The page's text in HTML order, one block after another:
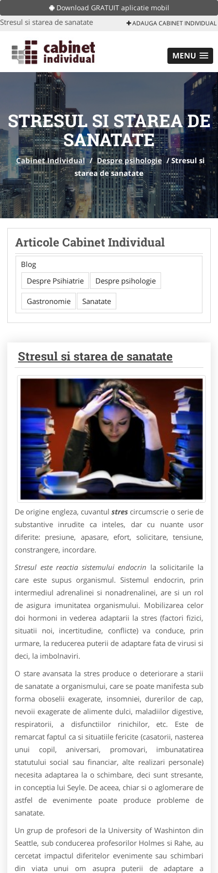
Download GRATUIT aplicatie mobil
Stresul si starea de sanatate ADAUGA CABINET INDIVIDUAL
MENU
STRESUL SI STAREA DE
SANATATE
Cabinet Individual / Despre psihologie / Stresul si
starea de sanatate
Articole Cabinet Individual
Blog
Despre Psihiatrie
Despre psihologie
Gastronomie Sanatate
Stresul si starea de sanatate
De origine engleza, cuvantul stres circumscrie o serie de
substantive inrudite ca inteles, dar cu nuante usor
diferite: presiune, apasare, efort, solicitare, tensiune,
constrangere, incordare.
Stresul este reactia sistemului endocrin la solicitarile la
care este supus organismul. Sistemul endocrin, prin
intermediul adrenalinei si nonadrenalinei, are si un rol
de asigura imunitatea organismului. Mobilizarea celor
doi hormoni in vederea adaptarii la stres (factori fizici,
situatii noi, incertitudine, conflicte) va conduce, prin
urmare, la reducerea puterii de adaptare fata de virusi si
deci, la imbolnaviri.
O stare avansata la stres produce o deteriorare a starii
de sanatate a organismului, care se poate manifesta sub
forma oboselii exagerate, insomniei, durerilor de cap,
nevoii exagerate de alimente dulci, maladiilor digestive,
respiratorii, a disfunctiilor rinichilor, etc. Este de
remarcat faptul ca si situatiile fericite (casatorii, nasterea
unui copil, aniversari, promovari, imbunatatirea
statutului social sau financiar, alte realizari personale)
necesita adaptarea la o schimbare, deci sunt stresante,
in conceptia lui Seyle. De aceea, chiar si o aglomerare de
astfel de evenimente poate produce probleme de
sanatate.
Un grup de profesori de la University of Washinton din
Seattle, sub conducerea profesorilor Holmes si Rahe, au
cercetat impactul diferitelor evenimente sau schimbari
din viata unui om asupra puterii de adaptare a